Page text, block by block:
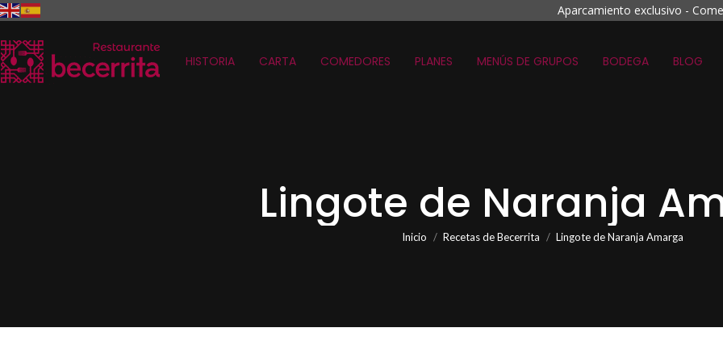
Aparcamiento exclusivo -
HISTORIA CARTA COMEDORES PLANES MENÚS DE GRUPOS BODEGA BLOG
Lingote de Naranja
Estás aquí:
Inicio Recetas de Becerrita Lingote de Naranja Amarga